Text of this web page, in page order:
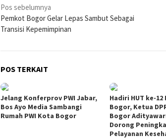
Navigasi
pos
Pos sebelumnya
Pemkot Bogor Gelar Lepas Sambut Sebagai
Transisi Kepemimpinan
POS TERKAIT
Jelang Konferprov PWI Jabar,
Bos Ayo Media Sambangi
Rumah PWI Kota Bogor
Hadiri HUT ke-12
Bogor, Ketua
Bogor
Dorong
Pelayanan